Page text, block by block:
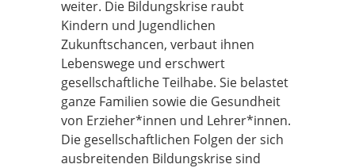
weiter. Die Bildungskrise raubt
Kindern und Jugendlichen
Zukunftschancen, verbaut ihnen
Lebenswege und erschwert
gesellschaftliche Teilhabe. Sie belastet
ganze Familien sowie die Gesundheit
von Erzieher*innen und Lehrer*innen.
Die gesellschaftlichen Folgen der sich
ausbreitenden Bildungskrise sind